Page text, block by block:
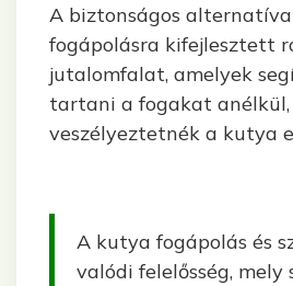
A biztonságos
fogápolásra kifejlesztett
jutalomfalat, amelyek
tartani a fogakat
veszélyeztetnék a kutya
A kutya fogápolás és
valódi felelősség, mely